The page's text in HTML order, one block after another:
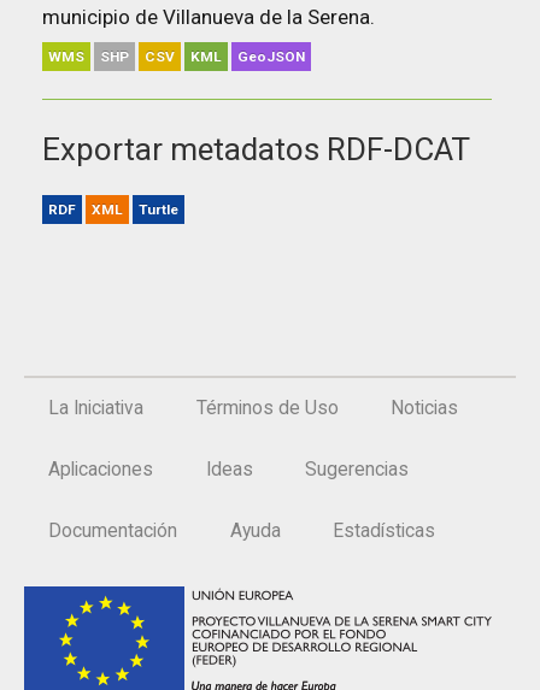
municipio de Villanueva de la Serena.
WMS SHP CSV KML GeoJSON
Exportar metadatos RDF-DCAT
RDF XML Turtle
La Iniciativa Términos de Uso Noticias
Aplicaciones Ideas Sugerencias
Documentación Ayuda Estadísticas